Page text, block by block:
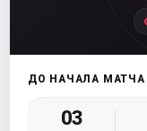
ДО НАЧАЛА МАТЧА
03